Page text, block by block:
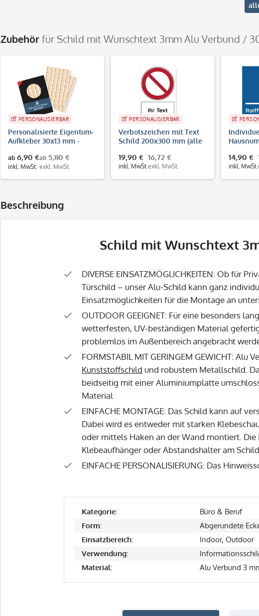
Zubehörfür Schild mit Wunschtext 3mm Alu Verbund /
PERSONALISIERBAR
Personalisierte Eigentum-
Aufkleber 30x13 mm -
mit Namen / Firmenname
ab 6,90 €
inkl. MwSt.
ab 5,80 €
exkl. MwSt.
PERSONALISIERBAR
Verbotszeichen mit Text
Schild 200x300 mm (alle
7010)
19,90 €
inkl. MwSt.
16,72 €
exkl. MwSt.
14,90 €
inkl. MwSt.
Beschreibung
Schild mit Wunschtext
DIVERSE EINSATZMÖGLICHKEITEN: Ob für
Türschild – unser Alu-Schild kann ganz
Einsatzmöglichkeiten für die Montage an
OUTDOOR GEEIGNET: Für eine besonders
wetterfesten, UV-beständigen Material
problemlos im Außenbereich angebracht
FORMSTABIL MIT GERINGEM GEWICHT:
Kunststoffschild und robustem Metallschild.
beidseitig mit einer Aluminiumplatte
Material
EINFACHE MONTAGE: Das Schild kann auf
Dabei wird es entweder mit starken
oder mittels Haken an der Wand montiert.
Klebeaufhänger oder Abstandshalter am
EINFACHE PERSONALISIERUNG: Das
Kategorie:
Büro & Beruf
Form:
Abgerundete
Einsatzbereich:
Indoor, Outdoor
Verwendung:
Material:
Alu Verbund 3